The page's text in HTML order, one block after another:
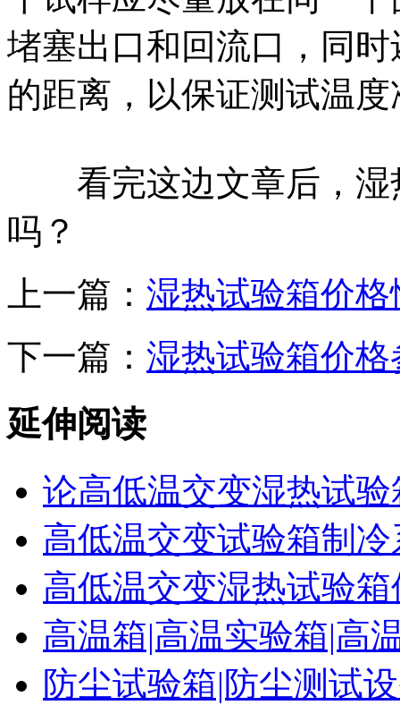
堵塞出口和回流口，同
的距离，以保证测试温
看完这边文章后，湿
吗？
上一篇： 湿热试验箱价
下一篇： 湿热试验箱价
延伸阅读
论高低温交变湿热试验
高低温交变试验箱制冷
高低温交变湿热试验箱
高温箱|高温实验箱|高
防尘试验箱|防尘测试